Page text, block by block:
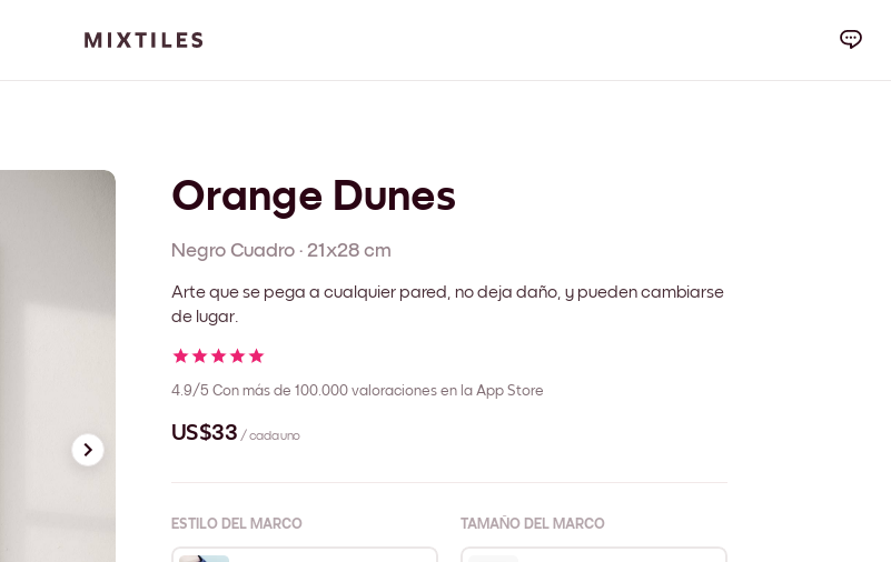
Orange Dunes
Negro Cuadro · 21x28 cm
Arte que se pega a cualquier pared, no deja daño, y pueden cambiarse
de lugar.
4.9/5 Con más de 100.000 valoraciones en la App Store
US$33 / cada uno
ESTILO DEL MARCO TAMAÑO DEL MARCO